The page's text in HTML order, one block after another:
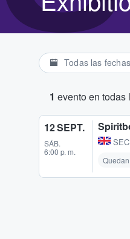
Todas las fechas
1 evento en
12 SEPT.
SÁB.
6:00 p. m.